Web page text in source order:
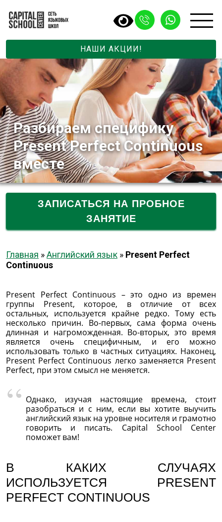
НАШИ АКЦИИ!
Разбираем специфику
Present Perfect Continuous
вместе
ЗАПИСАТЬСЯ НА ПРОБНОЕ
ЗАНЯТИЕ
Главная »Английский язык » Present Perfect
Continuous
Present Perfect Continuous – это одно из времен
группы Present, которое, в отличие от всех
остальных, используется крайне редко. Тому есть
несколько причин. Во-первых, сама форма очень
длинная и нагроможденная. Во-вторых, это время
является очень специфичным, и его можно
использовать только в частных ситуациях. Наконец,
Present Perfect Continuous легко заменяется Present
Perfect, при этом смысл не меняется.
Однако, изучая настоящие времена, стоит
разобраться и с ним, если вы хотите выучить
английский язык на уровне носителя и грамотно
говорить и писать. Capital School Center
поможет вам!
В КАКИХ СЛУЧАЯХ
ИСПОЛЬЗУЕТСЯ PRESENT
PERFECT CONTINUOUS